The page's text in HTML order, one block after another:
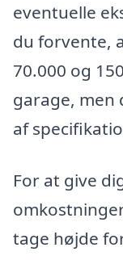
eventuelle
du forvente,
70.000 og
garage,
af
For at give
tage højde